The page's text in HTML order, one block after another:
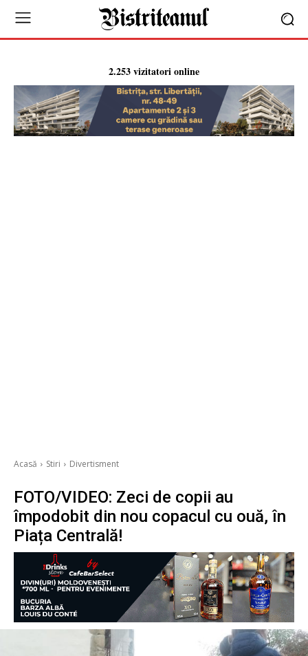
2.253 vizitatori online
Acasă Stiri Divertisment
FOTO/VIDEO: Zeci de copii au
împodobit din nou copacul cu ouă, în
Piața Centrală!